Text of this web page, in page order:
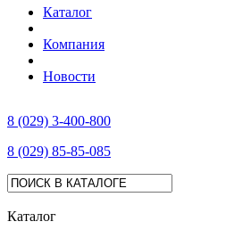
Каталог
Компания
Новости
8 (029) 3-400-800
8 (029) 85-85-085
Каталог